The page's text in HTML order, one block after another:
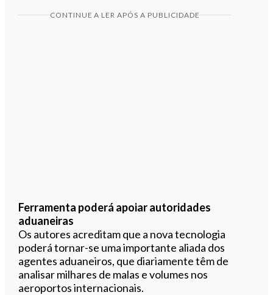
CONTINUE A LER APÓS A PUBLICIDADE
Ferramenta poderá apoiar autoridades
aduaneiras
Os autores acreditam que a nova tecnologia
poderá tornar-se uma importante aliada dos
agentes aduaneiros, que diariamente têm de
analisar milhares de malas e volumes nos
aeroportos internacionais.